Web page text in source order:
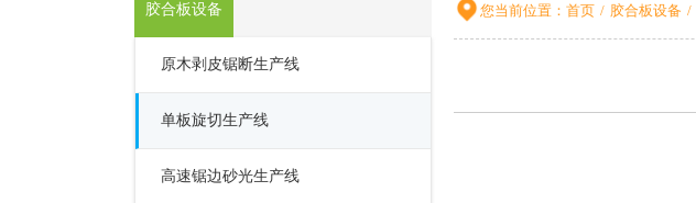
胶合板设备
原木剥皮锯断生产线
单板旋切生产线
高速锯边砂光生产线
您当前位置： 首页 / 胶合板设备 /